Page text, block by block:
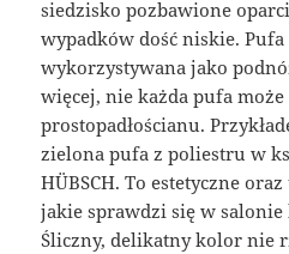
siedzisko pozbawione
wypadków dość niskie. Pufa
wykorzystywana jako
więcej, nie każda pufa może
prostopadłościanu.
zielona pufa z poliestru w
HÜBSCH. To estetyczne
jakie sprawdzi się w salonie
Śliczny, delikatny kolor nie